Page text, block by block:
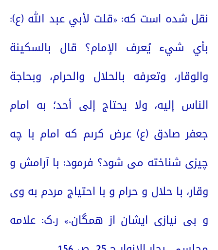
نقل شده است که: «قلت لأبي عبد الله (ع):
بأي شيء يُعرف الإمام؟ قال بالسكينة
والوقار، وتعرفه بالحلال والحرام، وبحاجة
الناس إليه، ولا يحتاج إلى أحد؛ به امام
جعفر صادق (ع) عرض كرىم كه امام با چه
چیزی شناخته می شود؟ فرمود: با آرامش و
وقار، با حلال و حرام و با احتیاج مردم به وی
و بی نیازی ایشان از همگان.» ر.ک: علامه